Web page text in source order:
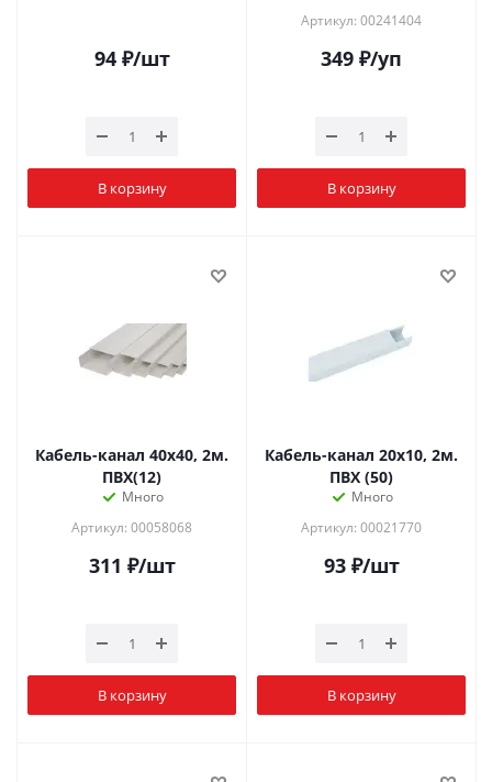
94₽/шт
В корзину
Артикул: 00241404
349 ₽/уп
В корзину
Кабель-канал 40х40, 2м.
ПВХ(12)
Много
Артикул: 00058068
311 ₽/шт
В корзину
Кабель-канал 20х10, 2м.
ПВХ (50)
Много
Артикул: 00021770
93₽/шт
В корзину